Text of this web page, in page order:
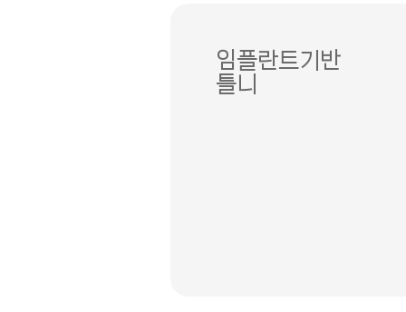
임플란트기반
틀니